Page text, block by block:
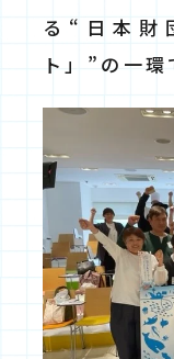
る“日本財
ト」”の一環